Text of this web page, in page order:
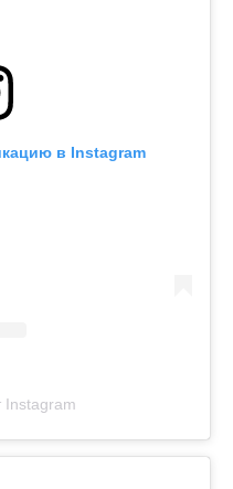
в Instagram
Instagram